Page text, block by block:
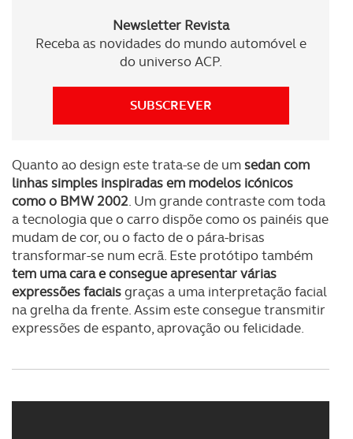
Newsletter Revista
Receba as novidades do mundo automóvel e
do universo ACP.
SUBSCREVER
Quanto ao design este trata-se de umsedan com
linhas simples inspiradas em modelos icónicos
como o BMW 2002. Um grande contraste com toda
a tecnologia que o carro dispõe como os painéis que
mudam de cor, ou o facto de o pára-brisas
transformar-se num ecrã. Este protótipo também
tem uma cara e consegue apresentar várias
expressões faciaisgraças a uma interpretação facial
na grelha da frente. Assim este consegue transmitir
expressões de espanto, aprovação ou felicidade.